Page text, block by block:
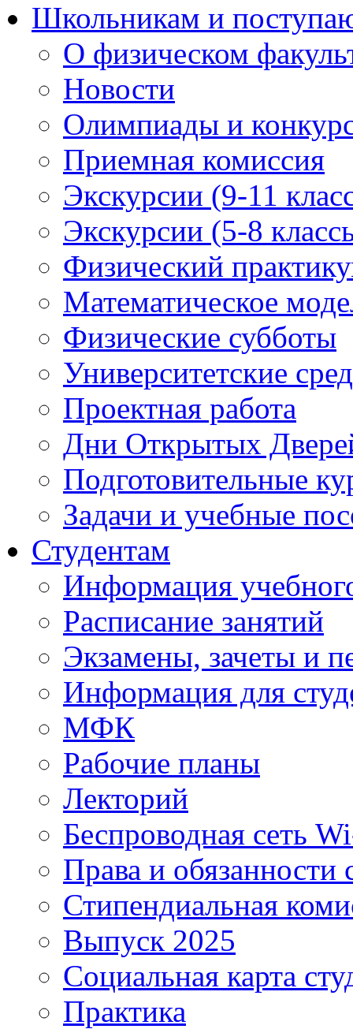
Школьникам и
О физическом
Новости
Олимпиады и
Приемная комиссия
Экскурсии (9-11
Экскурсии (5-8
Физический
Математическое
Физические субботы
Университетские
Проектная работа
Дни Открытых
Подготовительные
Задачи и учебные
Студентам
Информация
Расписание занятий
Экзамены, зачеты и
Информация для
МФК
Рабочие планы
Лекторий
Беспроводная сеть
Права и обязанности
Стипендиальная
Выпуск 2025
Социальная карта
Практика